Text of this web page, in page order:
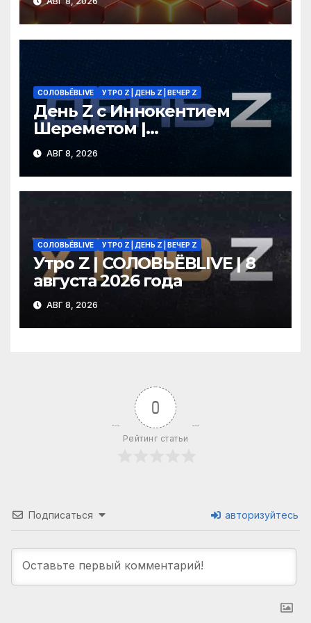
СОЛОВЬЁВLIVE УТРО Z | ДЕНЬ Z | ВЕЧЕР Z
День Z с Иннокентием
Шереметом |
СОЛОВЬЁВLIVE | 8 августа
2026 года
АВГ 8, 2026
СОЛОВЬЁВLIVE УТРО Z | ДЕНЬ Z | ВЕЧЕР Z
Утро Z | СОЛОВЬЁВLIVE | 8
августа 2026 года
АВГ 8, 2026
0
Рейтинг статьи
Подписаться авторизуйтесь